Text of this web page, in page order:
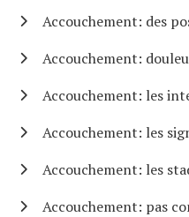
Accouchement: des
Accouchement:
Accouchement: les
Accouchement: les
Accouchement: les
Accouchement: pas